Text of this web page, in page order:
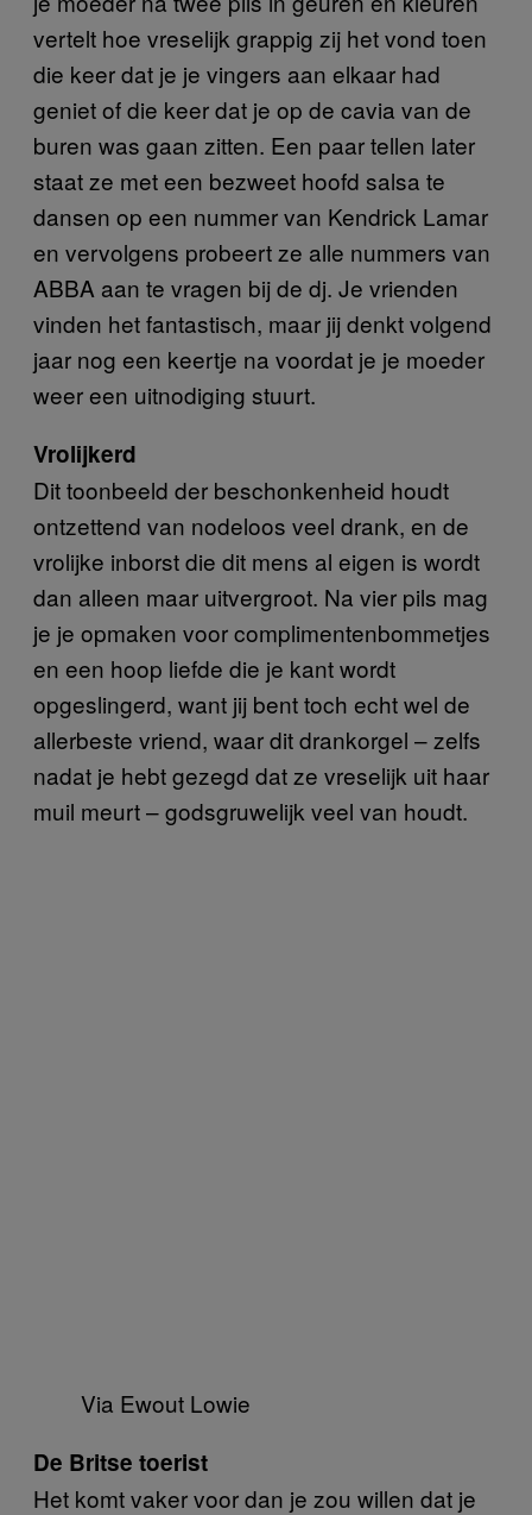
vertelt hoe vreselijk grappig zij het vond toen
die keer dat je je vingers aan elkaar had
geniet of die keer dat je op de cavia van de
buren was gaan zitten. Een paar tellen later
staat ze met een bezweet hoofd salsa te
dansen op een nummer van Kendrick Lamar
en vervolgens probeert ze alle nummers van
ABBA aan te vragen bij de dj. Je vrienden
vinden het fantastisch, maar jij denkt volgend
jaar nog een keertje na voordat je je moeder
weer een uitnodiging stuurt.
Vrolijkerd
Dit toonbeeld der beschonkenheid houdt
ontzettend van nodeloos veel drank, en de
vrolijke inborst die dit mens al eigen is wordt
dan alleen maar uitvergroot. Na vier pils mag
je je opmaken voor complimentenbommetjes
en een hoop liefde die je kant wordt
opgeslingerd, want jij bent toch echt wel de
allerbeste vriend, waar dit drankorgel – zelfs
nadat je hebt gezegd dat ze vreselijk uit haar
muil meurt – godsgruwelijk veel van houdt.
Via Ewout Lowie
De Britse toerist
Het komt vaker voor dan je zou willen dat je